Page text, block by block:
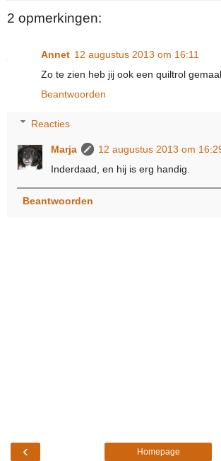
2 opmerkingen:
Annet 12 augustus 2013 om 16:11
Zo te zien heb jij ook een quiltrol
Beantwoorden
Reacties
Marja
12 augustus 2013 om
Inderdaad, en hij is erg handig.
Beantwoorden
‹ Homepage